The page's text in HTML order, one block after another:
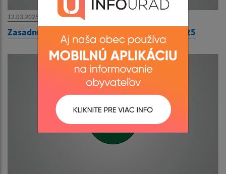
12.03.2025
Zasadnutie Obecného zastupiteľstva 18.3.2025